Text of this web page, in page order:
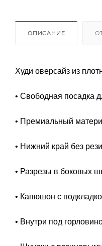
ОПИСАНИЕ
Худи оверсайз из
• Свободная посадка
• Премиальный
• Нижний край без
• Разрезы в боковых
• Капюшон с
• Внутри под